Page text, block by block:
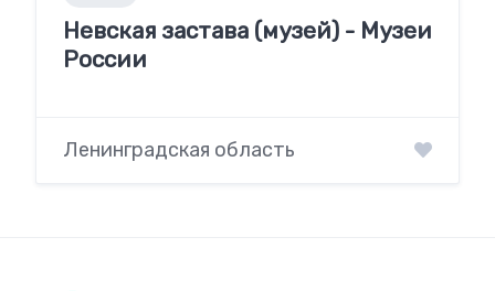
Невская застава (музей) - Музеи
России
Ленинградская область